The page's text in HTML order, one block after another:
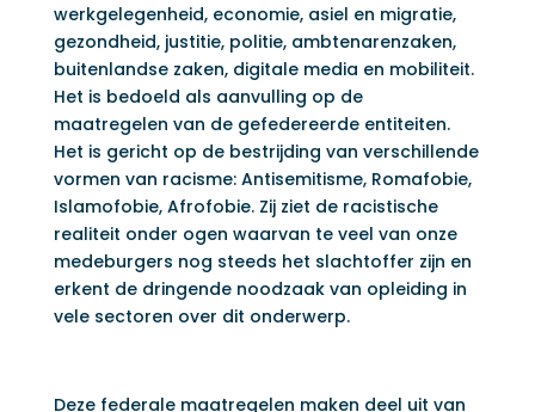
werkgelegenheid, economie, asiel en migratie,
gezondheid, justitie, politie, ambtenarenzaken,
buitenlandse zaken, digitale media en mobiliteit.
Het is bedoeld als aanvulling op de
maatregelen van de gefedereerde entiteiten.
Het is gericht op de bestrijding van verschillende
vormen van racisme: Antisemitisme, Romafobie,
Islamofobie, Afrofobie. Zij ziet de racistische
realiteit onder ogen waarvan te veel van onze
medeburgers nog steeds het slachtoffer zijn en
erkent de dringende noodzaak van opleiding in
vele sectoren over dit onderwerp.
Deze federale maatregelen maken deel uit van